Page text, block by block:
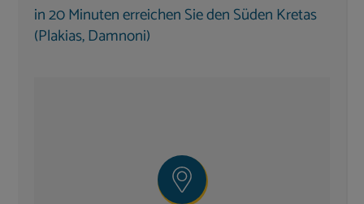
Fensterläden &Moskitonetzein allen Räumen
Wohnbereich & Küche
Smart-TV im Wohnzimmer mit Astra Satelit für
deutsche Programme, Stereoanlage, DVD-
in 20 Minuten erreichen Sie den Süden Kretas
(Plakias, Damnoni)